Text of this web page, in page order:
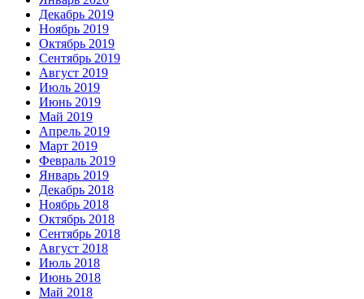
Декабрь 2019
Ноябрь 2019
Октябрь 2019
Сентябрь 2019
Август 2019
Июль 2019
Июнь 2019
Май 2019
Апрель 2019
Март 2019
Февраль 2019
Январь 2019
Декабрь 2018
Ноябрь 2018
Октябрь 2018
Сентябрь 2018
Август 2018
Июль 2018
Июнь 2018
Май 2018